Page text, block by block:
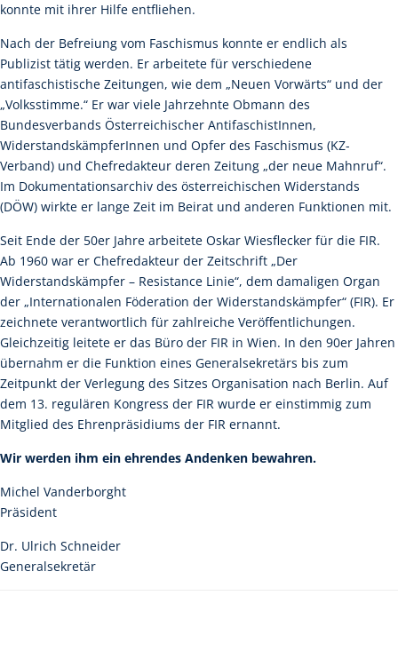
konnte mit ihrer Hilfe entfliehen.
Nach der Befreiung vom Faschismus konnte er endlich als
Publizist tätig werden. Er arbeitete für verschiedene
antifaschistische Zeitungen, wie dem „Neuen Vorwärts“ und der
„Volksstimme.“ Er war viele Jahrzehnte Obmann des
Bundesverbands Österreichischer AntifaschistInnen,
WiderstandskämpferInnen und Opfer des Faschismus (KZ-
Verband) und Chefredakteur deren Zeitung „der neue Mahnruf“.
Im Dokumentationsarchiv des österreichischen Widerstands
(DÖW) wirkte er lange Zeit im Beirat und anderen Funktionen mit.
Seit Ende der 50er Jahre arbeitete Oskar Wiesflecker für die FIR.
Ab 1960 war er Chefredakteur der Zeitschrift „Der
Widerstandskämpfer – Resistance Linie“, dem damaligen Organ
der „Internationalen Föderation der Widerstandskämpfer“ (FIR). Er
zeichnete verantwortlich für zahlreiche Veröffentlichungen.
Gleichzeitig leitete er das Büro der FIR in Wien. In den 90er Jahren
übernahm er die Funktion eines Generalsekretärs bis zum
Zeitpunkt der Verlegung des Sitzes Organisation nach Berlin. Auf
dem 13. regulären Kongress der FIR wurde er einstimmig zum
Mitglied des Ehrenpräsidiums der FIR ernannt.
Wir werden ihm ein ehrendes Andenken bewahren.
Michel Vanderborght
Präsident
Dr. Ulrich Schneider
Generalsekretär